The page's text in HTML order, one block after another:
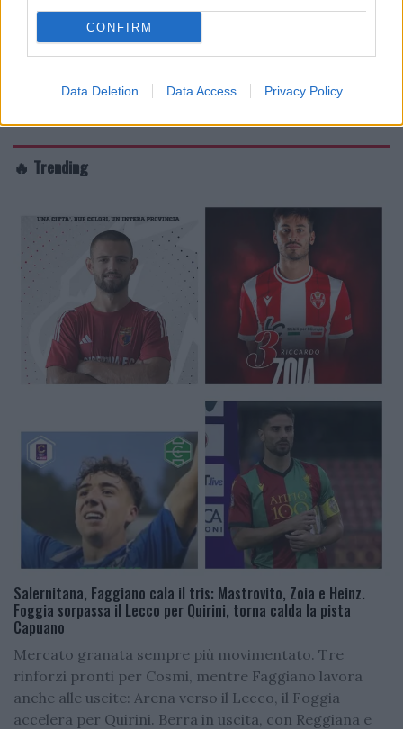
CONFIRM
Data Deletion Data Access Privacy Policy
🔥 Trending
Salernitana, Faggiano cala il tris: Mastrovito, Zoia e Heinz.
Foggia sorpassa il Lecco per Quirini, torna calda la pista
Capuano
Mercato granata sempre più movimentato. Tre
rinforzi pronti per Cosmi, mentre Faggiano lavora
anche alle uscite: Arena verso il Lecco, il Foggia
accelera per Quirini. Berra in uscita, con Reggiana e